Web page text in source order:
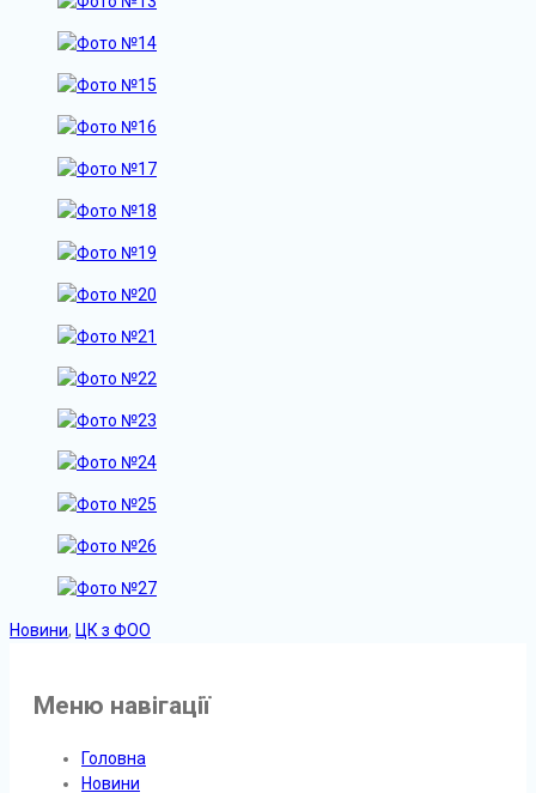
Новини, ЦК з ФОО
Меню навігації
Головна
Новини